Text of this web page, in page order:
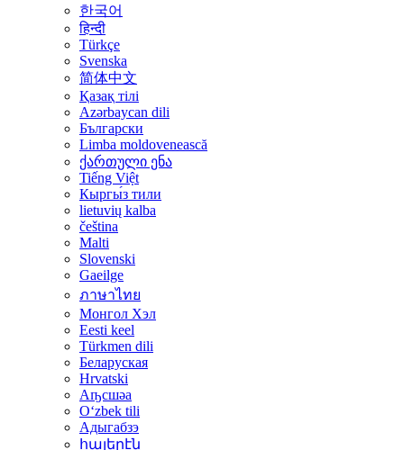
한국어
हिन्दी
Türkçe
Svenska
简体中文
Қазақ тілі
Azərbaycan dili
Български
Limba moldovenească
ქართული ენა
Tiếng Việt
Кыргы́з тили
lietuvių kalba
čeština
Malti
Slovenski
Gaeilge
ภาษาไทย
Монгол Хэл
Eesti keel
Türkmen dili
Беларуская
Hrvatski
Аҧсшәа
Oʻzbek tili
Адыгабзэ
հայերէն